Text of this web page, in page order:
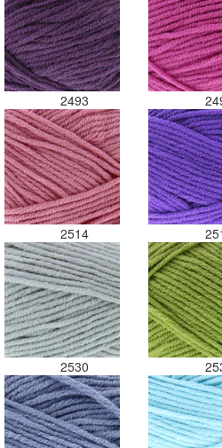
2493
2514
2530